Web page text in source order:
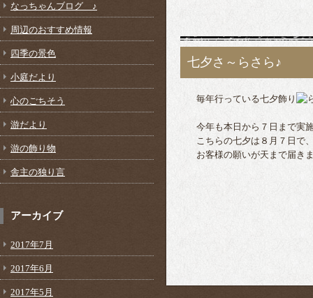
なっちゃんブログ ♪
周辺のおすすめ情報
四季の景色
小庭だより
心のごちそう
游だより
游の飾り物
舎主の独り言
アーカイブ
2017年7月
2017年6月
2017年5月
七夕さ～らさら♪
毎年行っている七夕飾り
今年も本日から７日まで実
こちらの七夕は８月７日で
お客様の願いが天まで届き